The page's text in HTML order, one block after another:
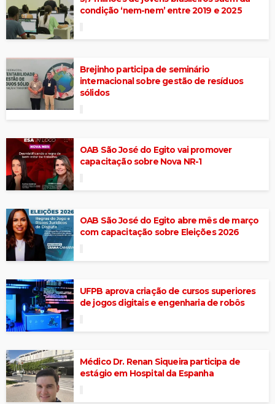
condição ‘nem-nem’ entre 2019 e 2025
Brejinho participa de seminário
internacional sobre gestão de resíduos
sólidos
OAB São José do Egito vai promover
capacitação sobre Nova NR-1
OAB São José do Egito abre mês de março
com capacitação sobre Eleições 2026
UFPB aprova criação de cursos superiores
de jogos digitais e engenharia de robôs
Médico Dr. Renan Siqueira participa de
estágio em Hospital da Espanha